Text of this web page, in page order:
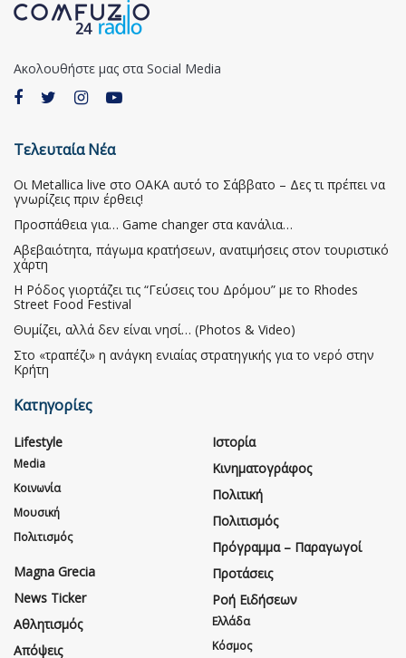
Ακολουθήστε μας στα Social Media
Τελευταία Νέα
Οι Metallica live στο ΟΑΚΑ αυτό το Σάββατο – Δες τι πρέπει να
γνωρίζεις πριν έρθεις!
Προσπάθεια για… Game changer στα κανάλια…
Αβεβαιότητα, πάγωμα κρατήσεων, ανατιμήσεις στον τουριστικό
χάρτη
Η Ρόδος γιορτάζει τις “Γεύσεις του Δρόμου” με το Rhodes
Street Food Festival
Θυμίζει, αλλά δεν είναι νησί… (Photos & Video)
Στο «τραπέζι» η ανάγκη ενιαίας στρατηγικής για το νερό στην
Κρήτη
Κατηγορίες
Lifestyle
Media
Κοινωνία
Μουσική
Πολιτισμός
Magna Grecia
News Ticker
Αθλητισμός
Απόψεις
Ιστορία
Κινηματογράφος
Πολιτική
Πολιτισμός
Πρόγραμμα – Παραγωγοί
Προτάσεις
Ροή Ειδήσεων
Ελλάδα
Κόσμος